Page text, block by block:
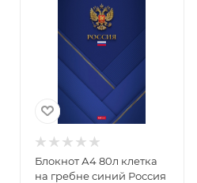
Блокнот А4 80л клетка
на гребне синий Россия